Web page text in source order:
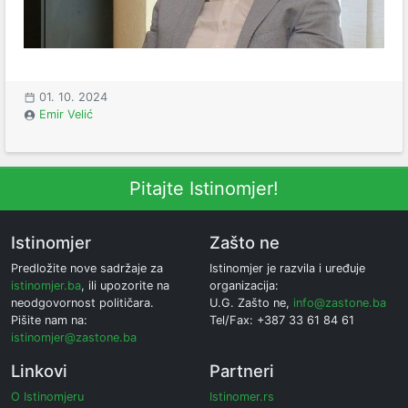
01. 10. 2024
Emir Velić
Pitajte Istinomjer!
Istinomjer
Predložite nove sadržaje za
istinomjer.ba, ili upozorite na
neodgovornost političara.
Pišite nam na:
istinomjer@zastone.ba
Zašto ne
Istinomjer je razvila i uređuje
organizacija:
U.G. Zašto ne, info@zastone.ba
Tel/Fax: +387 33 61 84 61
Linkovi
O Istinomjeru
Partneri
Istinomer.rs